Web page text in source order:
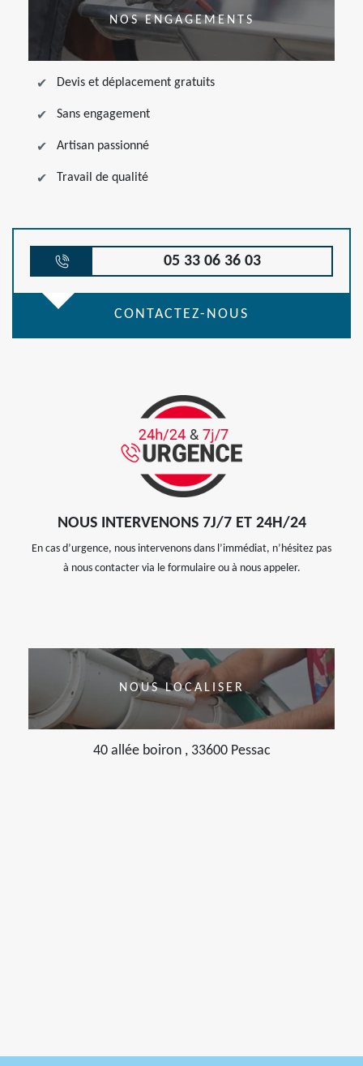
NOS ENGAGEMENTS
Devis et déplacement gratuits
Sans engagement
Artisan passionné
Travail de qualité
05 33 06 36 03
CONTACTEZ-NOUS
NOUS INTERVENONS 7J/7 ET 24H/24
En cas d’urgence, nous intervenons dans l’immédiat, n’hésitez pas
à nous contacter via le formulaire ou à nous appeler.
NOUS LOCALISER
40 allée boiron , 33600 Pessac